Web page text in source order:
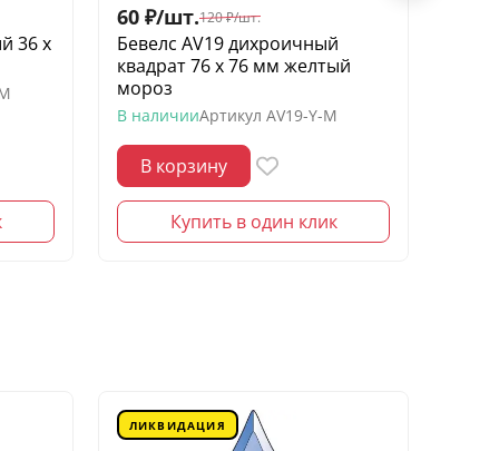
36 х
60 ₽/шт.120 ₽/шт.
Бевелс AV19 дихроичный
квадрат 76 х 76 мм желтый
мороз
В наличииАртикул AV19-Y-M
В корзину
Купить в один клик
ЛИКВИДАЦИЯ